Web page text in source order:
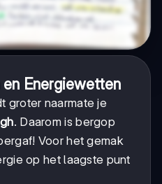
Energiewetten
groter naarmate je
. Daarom is bergop
Voor het gemak
op het laagste punt